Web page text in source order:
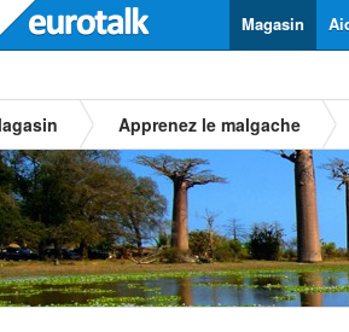
Magasin
Apprenez le malgache